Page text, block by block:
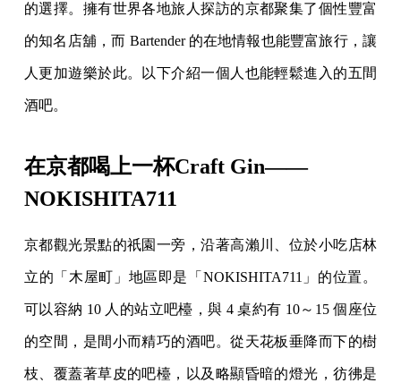
的選擇。擁有世界各地旅人探訪的京都聚集了個性豐富
的知名店舖，而 Bartender 的在地情報也能豐富旅行，讓
人更加遊樂於此。以下介紹一個人也能輕鬆進入的五間
酒吧。
在京都喝上一杯Craft Gin——
NOKISHITA711
京都觀光景點的祇園一旁，沿著高瀨川、位於小吃店林
立的「木屋町」地區即是「NOKISHITA711」的位置。
可以容納 10 人的站立吧檯，與 4 桌約有 10～15 個座位
的空間，是間小而精巧的酒吧。從天花板垂降而下的樹
枝、覆蓋著草皮的吧檯，以及略顯昏暗的燈光，彷彿是